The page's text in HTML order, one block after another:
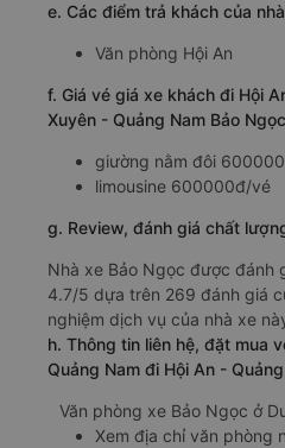
e. Các điểm trả khách của
Văn phòng Hội An
f. Giá vé giá xe khách đi Hội
Xuyên - Quảng Nam Bảo Ngọc
giường nằm đôi
limousine 600000đ/vé
g. Review, đánh giá chất
Nhà xe Bảo Ngọc được đánh
4.7/5 dựa trên 269 đánh giá
nghiệm dịch vụ của nhà xe
h. Thông tin liên hệ, đặt mua
Quảng Nam đi Hội An -
Văn phòng xe Bảo Ngọc ở
Xem địa chỉ văn phòng